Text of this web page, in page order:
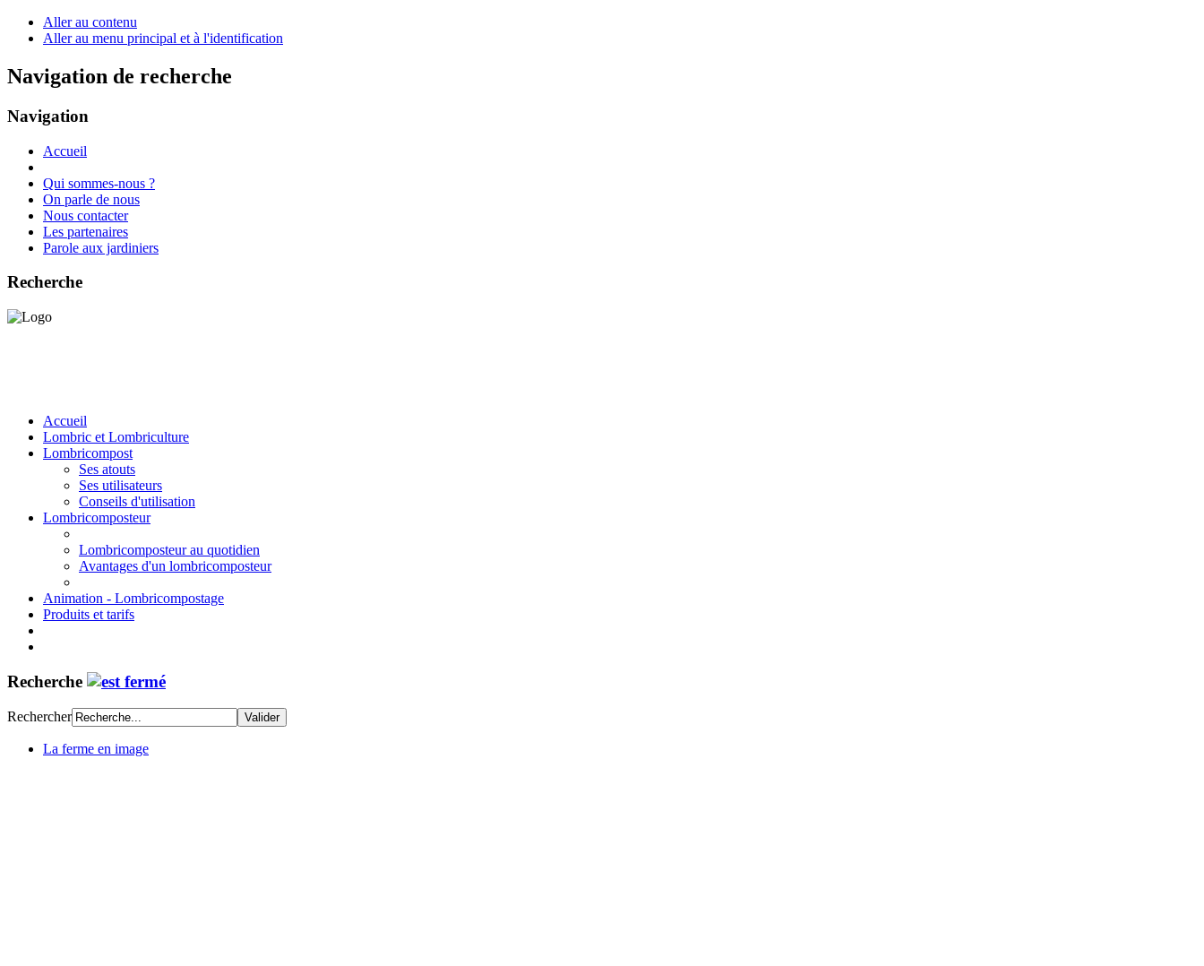
Aller au contenu
Aller au menu principal et à l'identification
Navigation de recherche
Navigation
Accueil
Qui sommes-nous ?
On parle de nous
Nous contacter
Les partenaires
Parole aux jardiniers
Recherche
Accueil
Lombric et Lombriculture
Lombricompost
Ses atouts
Ses utilisateurs
Conseils d'utilisation
Lombricomposteur
Lombricomposteur au quotidien
Avantages d'un lombricomposteur
Animation - Lombricompostage
Produits et tarifs
Recherche
Rechercher
La ferme en image